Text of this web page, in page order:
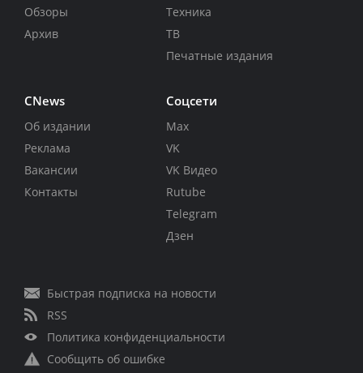
Обзоры
Архив
Техника
ТВ
Печатные издания
CNews
Об издании
Реклама
Вакансии
Контакты
Соцсети
Max
VK
VK Видео
Rutube
Telegram
Дзен
Быстрая подписка на новости
RSS
Политика конфиденциальности
Сообщить об ошибке